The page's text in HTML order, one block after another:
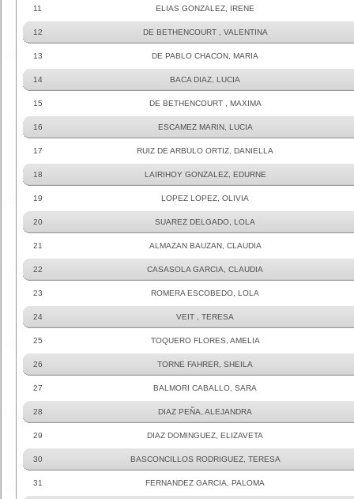
11 ELIAS GONZALEZ, IRENE
12 DE BETHENCOURT , VALENTINA
13 DE PABLO CHACON, MARIA
14 BACA DIAZ, LUCIA
15 DE BETHENCOURT , MAXIMA
16 ESCAMEZ MARIN, LUCIA
17 RUIZ DE ARBULO ORTIZ, DANIELLA
18 LAIRIHOY GONZALEZ, EDURNE
19 LOPEZ LOPEZ, OLIVIA
20 SUAREZ DELGADO, LOLA
21 ALMAZAN BAUZAN, CLAUDIA
22 CASASOLA GARCIA, CLAUDIA
23 ROMERA ESCOBEDO, LOLA
24 VEIT , TERESA
25 TOQUERO FLORES, AMELIA
26 TORNE FAHRER, SHEILA
27 BALMORI CABALLO, SARA
28 DIAZ PEÑA, ALEJANDRA
29 DIAZ DOMINGUEZ, ELIZAVETA
30 BASCONCILLOS RODRIGUEZ, TERESA
31 FERNANDEZ GARCIA, PALOMA